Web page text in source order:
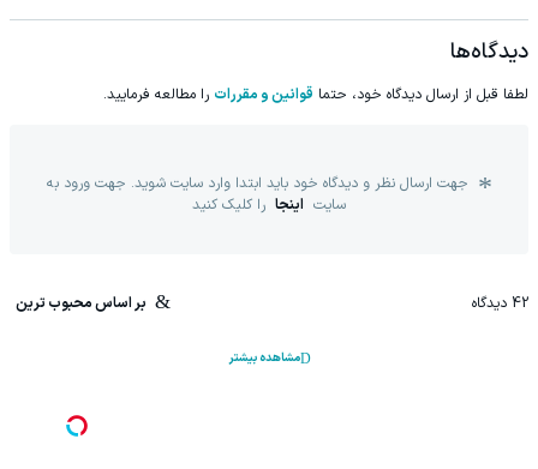
دیدگاه‌ها
لطفا قبل از ارسال دیدگاه خود، حتما قوانین و مقررات را مطالعه فرمایید.
جهت ارسال نظر و دیدگاه خود باید ابتدا وارد سایت شوید. جهت ورود به
سایت اینجا را کلیک کنید
42 دیدگاه بر اساس محبوب ترین
مشاهده بیشتر